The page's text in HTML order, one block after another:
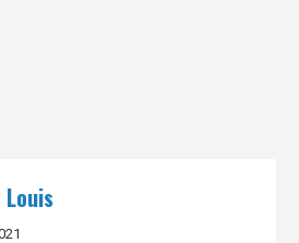
Louis